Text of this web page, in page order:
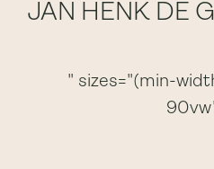
JAN HENK DE
" sizes="(min-